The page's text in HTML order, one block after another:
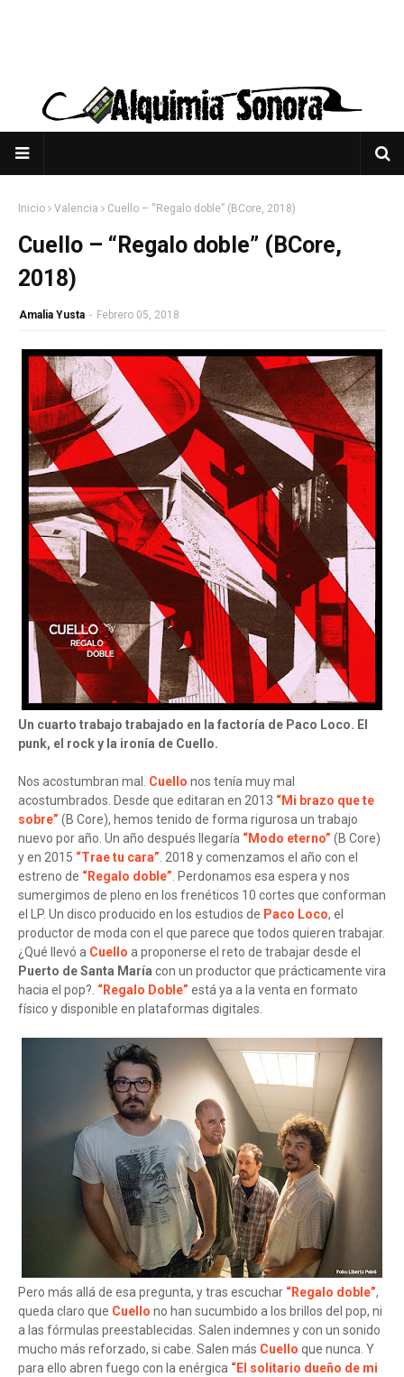
Inicio Valencia Cuello – “Regalo doble” (BCore, 2018)
Cuello – “Regalo doble” (BCore,
2018)
Amalia Yusta - Febrero 05, 2018
Un cuarto trabajo trabajado en la factoría de Paco Loco. El
punk, el rock y la ironía de Cuello.
Nos acostumbran mal. Cuello nos tenía muy mal
acostumbrados. Desde que editaran en 2013 “Mi brazo que te
sobre” (B Core), hemos tenido de forma rigurosa un trabajo
nuevo por año. Un año después llegaría “Modo eterno” (B Core)
y en 2015 “Trae tu cara”. 2018 y comenzamos el año con el
estreno de “Regalo doble”. Perdonamos esa espera y nos
sumergimos de pleno en los frenéticos 10 cortes que conforman
el LP. Un disco producido en los estudios de Paco Loco, el
productor de moda con el que parece que todos quieren trabajar.
¿Qué llevó a Cuello a proponerse el reto de trabajar desde el
Puerto de Santa María con un productor que prácticamente vira
hacia el pop?. “Regalo Doble” está ya a la venta en formato
físico y disponible en plataformas digitales.
Pero más allá de esa pregunta, y tras escuchar “Regalo doble”,
queda claro que Cuello no han sucumbido a los brillos del pop, ni
a las fórmulas preestablecidas. Salen indemnes y con un sonido
mucho más reforzado, si cabe. Salen más Cuello que nunca. Y
para ello abren fuego con la enérgica “El solitario dueño de mi